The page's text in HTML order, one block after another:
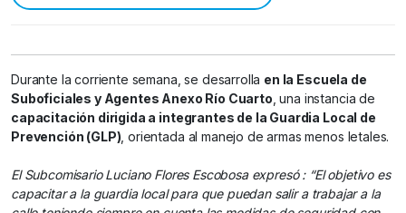
Durante la corriente semana, se desarrolla en la Escuela de
Suboficiales y Agentes Anexo Río Cuarto , una instancia de
capacitación dirigida a integrantes de la Guardia Local de
Prevención (GLP) , orientada al manejo de armas menos letales.
El Subcomisario Luciano Flores Escobosa expresó : “El objetivo es
capacitar a la guardia local para que puedan salir a trabajar a la